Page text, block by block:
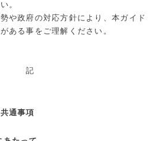
。
や政府の対応方針により、本ガイド
ある事をご理解ください。
通事項